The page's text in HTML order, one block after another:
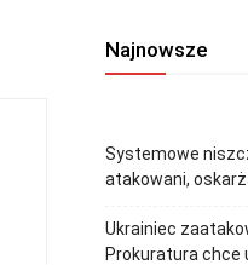
Najnowsze
Systemowe
atakowani,
Ukrainiec
Prokuratura chce